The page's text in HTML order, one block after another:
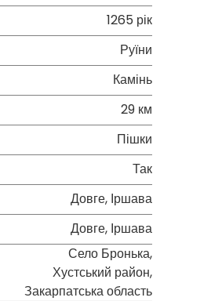
1265 рік
Руїни
Камінь
29 км
Пішки
Так
Довге, Іршава
Довге, Іршава
Село Бронька,
Хустський район,
Закарпатська область